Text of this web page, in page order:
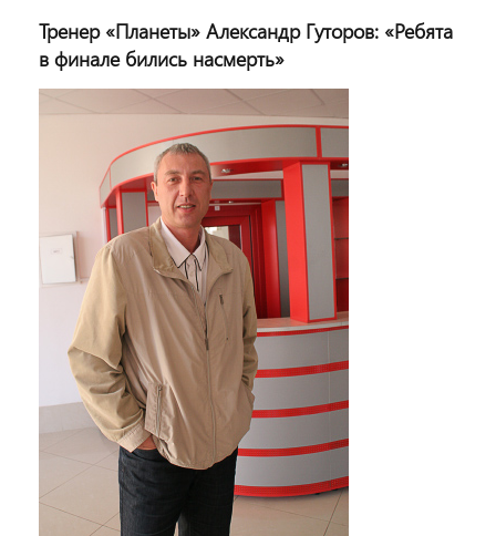
Тренер «Планеты» Александр Гуторов: «Ребята
в финале бились насмерть»